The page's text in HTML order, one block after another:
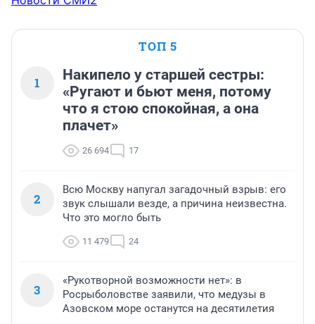
ТОП 5
1
Накипело у старшей сестры:
«Ругают и бьют меня, потому
что я стою спокойная, а она
плачет»
26 694 17
2
Всю Москву напугал загадочный взрыв: его
звук слышали везде, а причина неизвестна.
Что это могло быть
11 479 24
3
«Рукотворной возможности нет»: в
Росрыболовстве заявили, что медузы в
Азовском море останутся на десятилетия